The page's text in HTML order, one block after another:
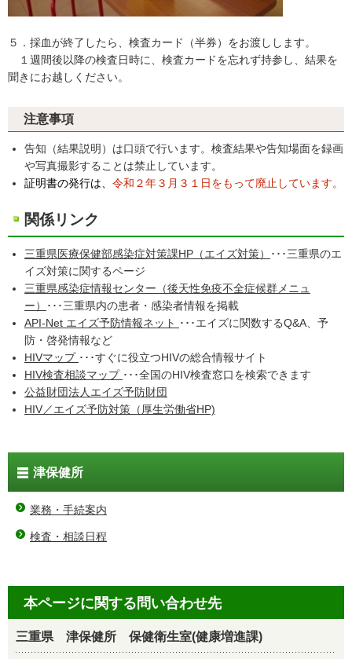
５．採血が終了したら、検査カード（半券）をお渡しします。
１週間後以降の検査日時に、検査カードを忘れず持参し、結果を
聞きにお越しください。
注意事項
告知（結果説明）は口頭で行います。検査結果や告知場面を録画
や写真撮影することは禁止しています。
証明書の発行は、 令和２年３月３１日をもって廃止しています。
関係リンク
三重県医療保健部感染症対策課HP（エイズ対策）
･･･三重県のエ
イズ対策に関するページ
三重県感染症情報センター（後天性免疫不全症候群メニュ
ー）
･･･三重県内の患者・感染者情報を掲載
API-Net エイズ予防情報ネット ･･･エイズに関数するQ&A、予
防・啓発情報など
HIVマップ ･･･すぐに役立つHIVの総合情報サイト
HIV検査相談マップ ･･･全国のHIV検査窓口を検索できます
公益財団法人エイズ予防財団
HIV／エイズ予防対策（厚生労働省HP)
津保健所
業務・手続案内
検査・相談日程
本ページに関する問い合わせ先
三重県 津保健所 保健衛生室(健康増進課)